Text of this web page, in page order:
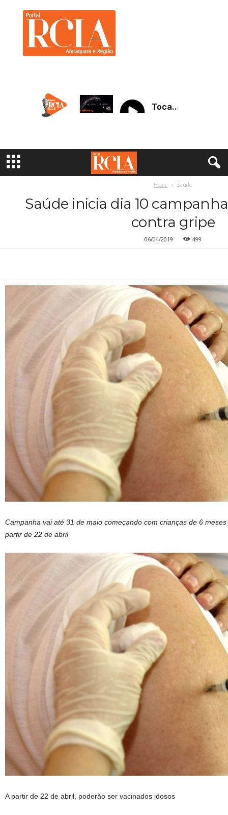
a
Home Saúde
Saúde inicia dia 10
contra gripe
06/04/2019 499
Campanha vai até 31 de maio começando com crianças de 6
partir de 22 de abril
A partir de 22 de abril, poderão ser vacinados idosos